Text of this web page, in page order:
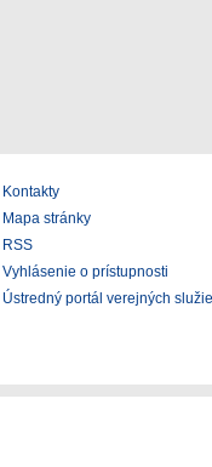
Kontakty
Mapa stránky
RSS
Vyhlásenie o prístupnosti
Ústredný portál verejných